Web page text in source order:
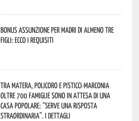
Bonus assunzione per madri di almeno tre
figli: ecco i requisiti
Tra Matera, Policoro e Pisticci-Marconia
oltre 700 famiglie sono in attesa di una
casa popolare: “serve una risposta
straordinaria”. I dettagli